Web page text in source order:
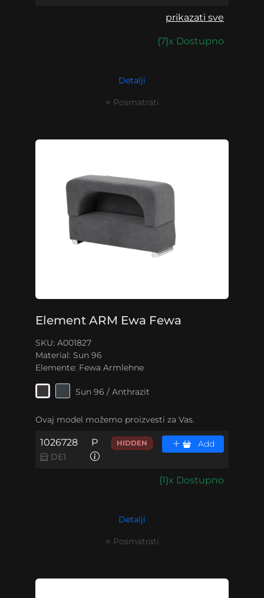
prikazati sve
{7}x Dostupno
Detalji
⭐ Posmatrati
Element ARM Ewa Fewa
SKU: A001827
Material: Sun 96
Elemente: Fewa Armlehne
Sun 96 / Anthrazit
Ovaj model možemo proizvesti za Vas.
1026728
DE1
P HIDDEN Add
{1}x Dostupno
Detalji
⭐ Posmatrati